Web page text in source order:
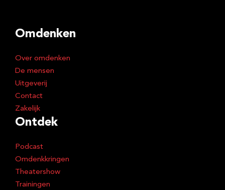
Omdenken
Over omdenken
De mensen
Uitgeverij
Contact
Zakelijk
Ontdek
Podcast
Omdenkkringen
Theatershow
Trainingen